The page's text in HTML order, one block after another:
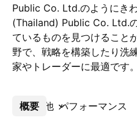
Public Co. Ltd.のようにき
(Thailand) Public Co. Ltd.
ているものを見つけること
野で、戦略を構築したり洗
家やトレーダーに最適です。
概要 パフォーマンス
その他